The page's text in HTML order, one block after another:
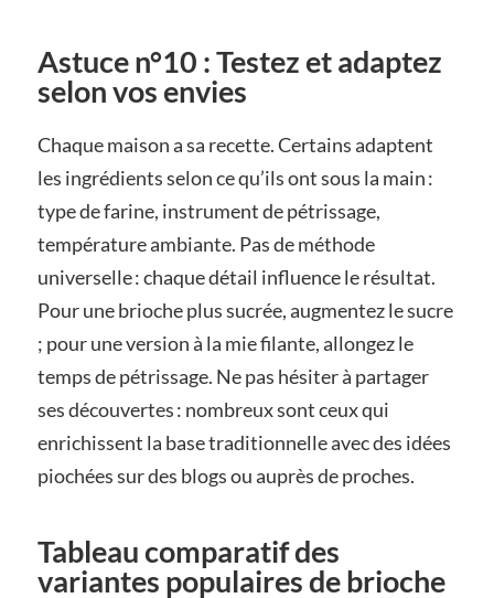
Astuce n°10 : Testez et adaptez
selon vos envies
Chaque maison a sa recette. Certains adaptent
les ingrédients selon ce qu’ils ont sous la main :
type de farine, instrument de pétrissage,
température ambiante. Pas de méthode
universelle : chaque détail influence le résultat.
Pour une brioche plus sucrée, augmentez le sucre
; pour une version à la mie filante, allongez le
temps de pétrissage. Ne pas hésiter à partager
ses découvertes : nombreux sont ceux qui
enrichissent la base traditionnelle avec des idées
piochées sur des blogs ou auprès de proches.
Tableau comparatif des
variantes populaires de brioche